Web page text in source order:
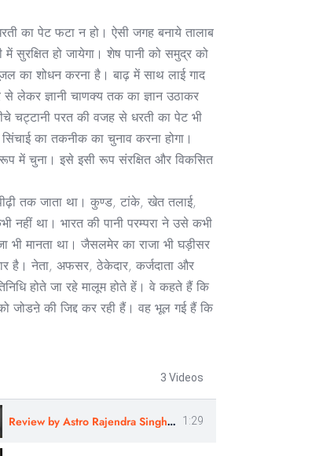
का पेट फटा न हो। ऐसी जगह बनाये तालाब
सुरक्षित हो जायेगा। शेष पानी को समुद्र को
का शोधन करना है। बाढ़ में साथ लाई गाद
लेकर ज्ञानी चाणक्य तक का ज्ञान उठाकर
चट्टानी परत की वजह से धरती का पेट भी
का तकनीक का चुनाव करना होगा।
रूप में चुना। इसे इसी रूप संरक्षित और विकसित
तक जाता था। कुण्ड, टांके, खेत तलाई,
नहीं था। भारत की पानी परम्परा ने उसे कभी
भी मानता था। जैसलमेर का राजा भी घड़ीसर
है। नेता, अफसर, ठेकेदार, कर्जदाता और
होते जा रहे मालूम होते हें। वे कहते हैं कि
जोडऩे की जिद्द कर रही हैं। वह भूल गई हैं कि
3 Videos
Review by Astro Rajendra Singh ji | Learn Astrology 1:29